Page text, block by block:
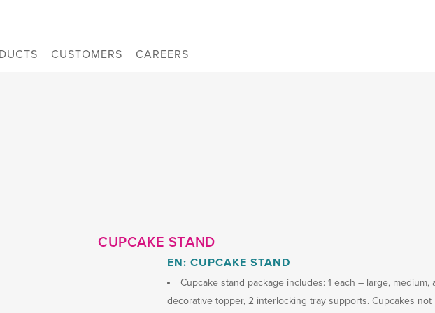
CUSTOMERS CAREERS
CUPCAKE STAND
EN: CUPCAKE STAND
Cupcake stand package includes: 1 each – large, medium,
decorative topper, 2 interlocking tray supports. Cupcakes not